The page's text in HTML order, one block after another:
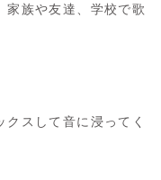
家族や友達、学校で歌
スして音に浸ってく